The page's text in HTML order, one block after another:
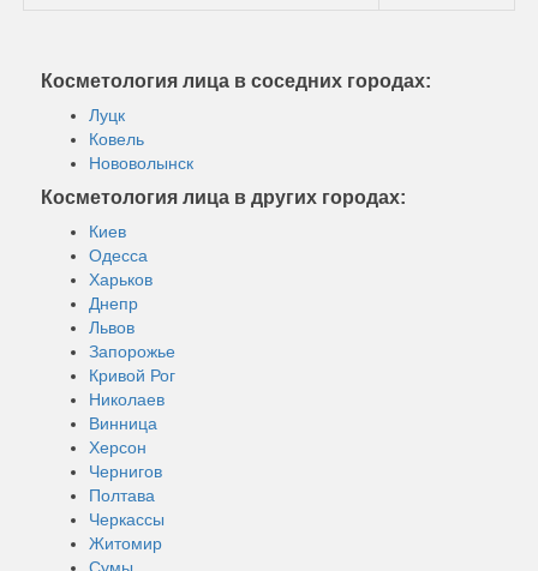
Косметология лица в соседних городах:
Луцк
Ковель
Нововолынск
Косметология лица в других городах:
Киев
Одесса
Харьков
Днепр
Львов
Запорожье
Кривой Рог
Николаев
Винница
Херсон
Чернигов
Полтава
Черкассы
Житомир
Сумы